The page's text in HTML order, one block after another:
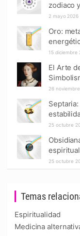
Temas
Espiritualidad
Medicina
zodiaco
2 mayo 2026
Oro:
15 diciembre
El Arte
26
25 octubre
25 octubre